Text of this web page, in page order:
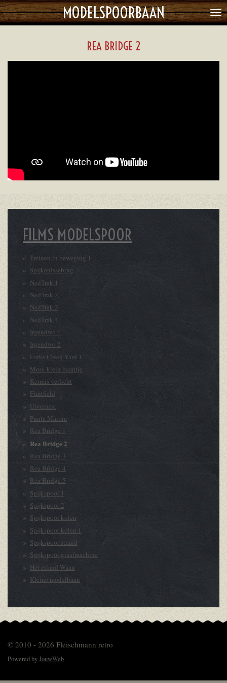
Ga
direct
MODELSPOORBAAN
REA BRIDGE 2
FILMS MODELSPOOR
Treinen in beweging 1
Spijkenissebrug
NedTrak 1
NedTrak 2
NedTrak 3
NedTrak 4
Irgendwo 1
Irgendwo 2
Forks Creek Yard 1
Mooi klein baantje
Kermis verlicht
Flintfield
Uivernest
Punta Marina
Rea Bridge 1
Rea Bridge 2
Rea Bridge 3
Rea Bridge 4
Rea Bridge 5
Spijkspoor 1
Spijkspoor 2
Spijkspoor kolen
Spijkspoor kolen 1
Spijkspoor strand
Spijkspoor graafmachine
Het eiland Waan
Kleine modelbaan
© 2010 - 2026 Fleischmann retro
Powered byJouwWeb